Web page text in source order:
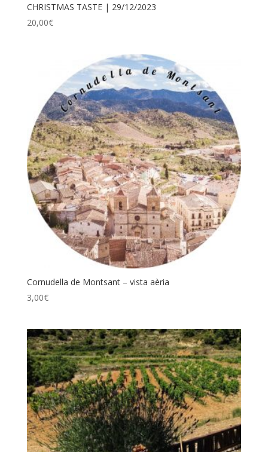
CHRISTMAS TASTE | 29/12/2023
20,00€
Cornudella de Montsant – vista aèria
3,00€